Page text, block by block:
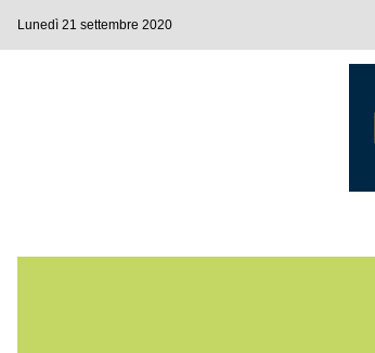
Lunedì 21 settembre 2020